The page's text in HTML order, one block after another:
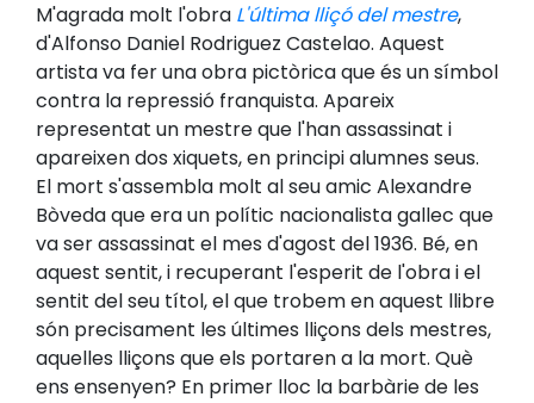
M'agrada molt l'obra L'última lliçó del mestre,
d'Alfonso Daniel Rodriguez Castelao. Aquest
artista va fer una obra pictòrica que és un símbol
contra la repressió franquista. Apareix
representat un mestre que l'han assassinat i
apareixen dos xiquets, en principi alumnes seus.
El mort s'assembla molt al seu amic Alexandre
Bòveda que era un polític nacionalista gallec que
va ser assassinat el mes d'agost del 1936. Bé, en
aquest sentit, i recuperant l'esperit de l'obra i el
sentit del seu títol, el que trobem en aquest llibre
són precisament les últimes lliçons dels mestres,
aquelles lliçons que els portaren a la mort. Què
ens ensenyen? En primer lloc la barbàrie de les